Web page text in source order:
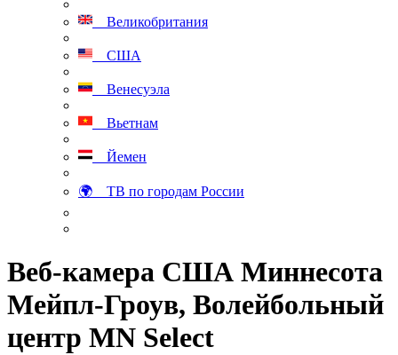
Великобритания
США
Венесуэла
Вьетнам
Йемен
🌍 ТВ по городам России
Веб-камера США Миннесота
Мейпл-Гроув, Волейбольный
центр MN Select